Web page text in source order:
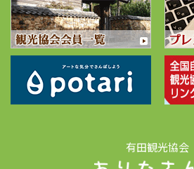
有田観光協会